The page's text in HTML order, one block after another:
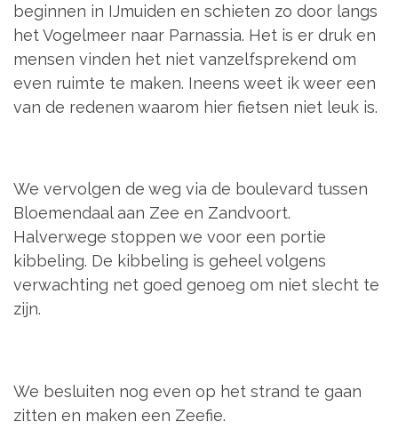
beginnen in IJmuiden en schieten zo door langs
het Vogelmeer naar Parnassia. Het is er druk en
mensen vinden het niet vanzelfsprekend om
even ruimte te maken. Ineens weet ik weer een
van de redenen waarom hier fietsen niet leuk is.
We vervolgen de weg via de boulevard tussen
Bloemendaal aan Zee en Zandvoort.
Halverwege stoppen we voor een portie
kibbeling. De kibbeling is geheel volgens
verwachting net goed genoeg om niet slecht te
zijn.
We besluiten nog even op het strand te gaan
zitten en maken een Zeefie.